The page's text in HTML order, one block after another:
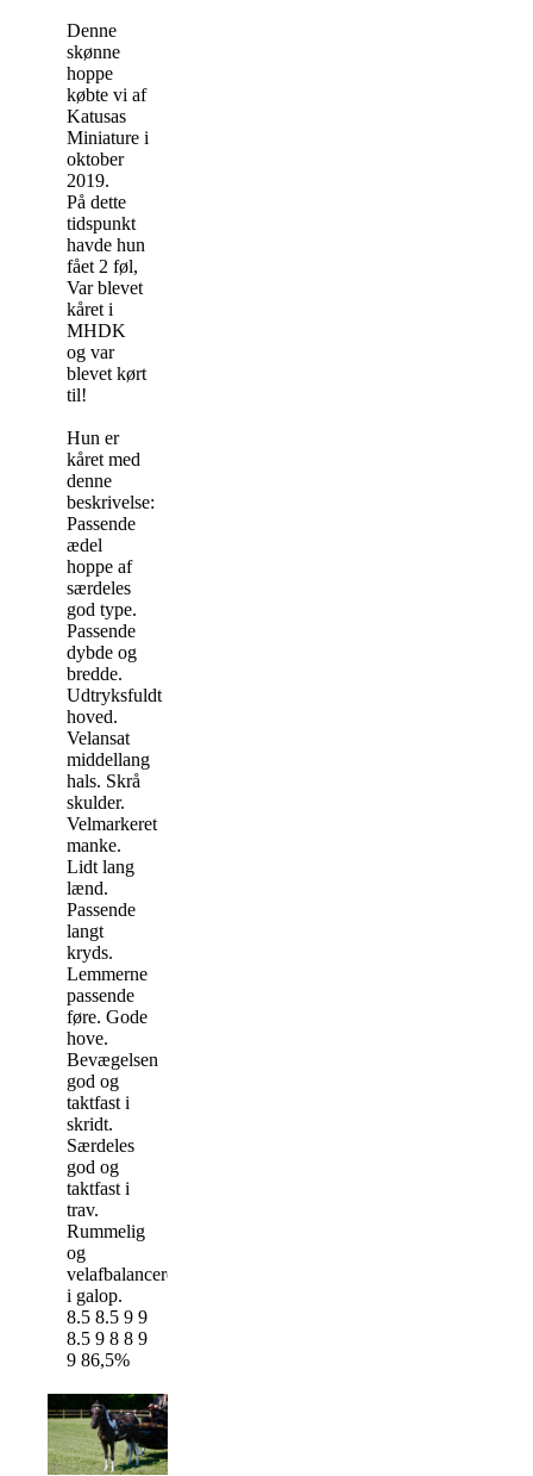
Denne
skønne
hoppe
købte vi af
Katusas
Miniature i
oktober
2019.
På dette
tidspunkt
havde hun
fået 2 føl,
Var blevet
kåret i
MHDK
og var
blevet kørt
til!
Hun er
kåret med
denne
beskrivelse:
Passende
ædel
hoppe af
særdeles
god type.
Passende
dybde og
bredde.
Udtryksfuldt
hoved.
Velansat
middellang
hals. Skrå
skulder.
Velmarkeret
manke.
Lidt lang
lænd.
Passende
langt
kryds.
Lemmerne
passende
føre. Gode
hove.
Bevægelsen
god og
taktfast i
skridt.
Særdeles
god og
taktfast i
trav.
Rummelig
og
velafbalanceret
i galop.
8.5 8.5 9 9
8.5 9 8 8 9
9 86,5%